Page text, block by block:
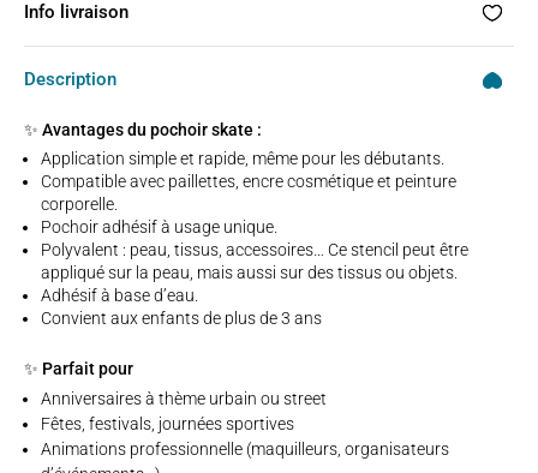
Info livraison
Description
✨ Avantages du pochoir skate :
Application simple et rapide, même pour les débutants.
Compatible avec paillettes, encre cosmétique et peinture
corporelle.
Pochoir adhésif à usage unique.
Polyvalent : peau, tissus, accessoires… Ce stencil peut être
appliqué sur la peau, mais aussi sur des tissus ou objets.
Adhésif à base d’eau.
Convient aux enfants de plus de 3 ans
✨ Parfait pour
Anniversaires à thème urbain ou street
Fêtes, festivals, journées sportives
Animations professionnelle (maquilleurs, organisateurs